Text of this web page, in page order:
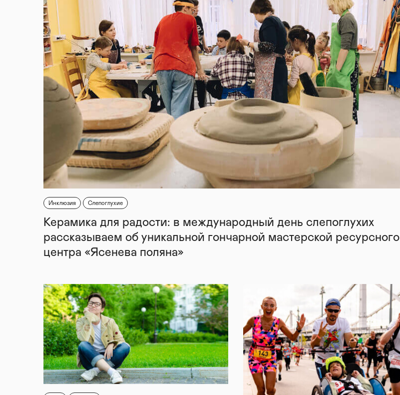
Инклюзия Слепоглухие
Керамика для радости: в международный день слепоглухих
рассказываем об уникальной гончарной мастерской ресурсного
центра «Ясенева поляна»